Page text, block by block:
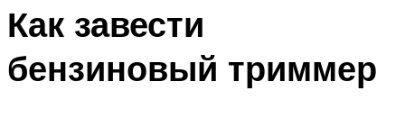
Как завести
бензиновый триммер